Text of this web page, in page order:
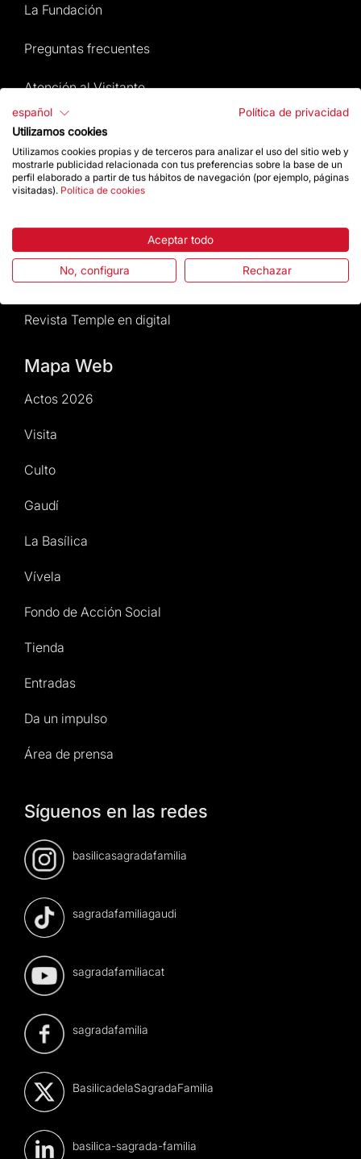
La Fundación
Preguntas frecuentes
Atención al Visitante
Normativa y condiciones de compra
Noticias y Actualidad
Actos2026
Revista Temple en digital
Mapa Web
Actos 2026
Visita
Culto
Gaudí
La Basílica
Vívela
Fondo de Acción Social
Tienda
Entradas
Da un impulso
Área de prensa
Síguenos en las redes
basilicasagradafamilia
sagradafamiliagaudi
sagradafamiliacat
sagradafamilia
BasilicadelaSagradaFamilia
basilica-sagrada-familia
español
Política de privacidad
Utilizamos cookies
Utilizamos cookies propias y de terceros para analizar el uso del sitio web y
mostrarle publicidad relacionada con tus preferencias sobre la base de un
perfil elaborado a partir de tus hábitos de navegación (por ejemplo, páginas
visitadas). Política de cookies
Aceptar todo
No, configura Rechazar